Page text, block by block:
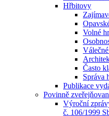
Hřbitovy
Volné
Často
Správa
Publikace
Povinně
Výroční
č. 106/1999